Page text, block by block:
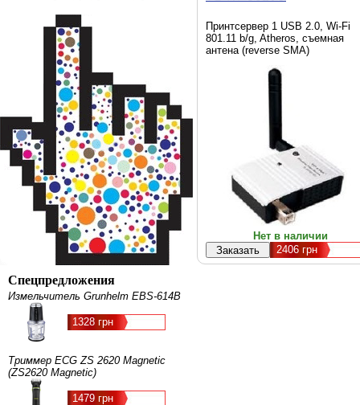
Спецпредложения
Измельчитель Grunhelm EBS-614В
1328 грн
Триммер ECG ZS 2620 Magnetic
(ZS2620 Magnetic)
1479 грн
Принтсервер 1 USB 2.0, Wi-Fi
801.11 b/g, Atheros, съемная
антена (reverse SMA)
Нет в наличии
2406 грн